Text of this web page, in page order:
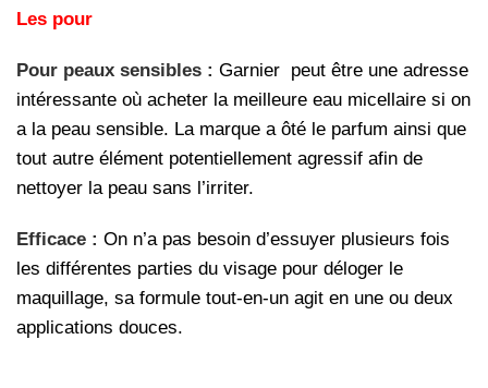
Les pour
Pour peaux sensibles : Garnier peut être une adresse
intéressante où acheter la meilleure eau micellaire si on
a la peau sensible. La marque a ôté le parfum ainsi que
tout autre élément potentiellement agressif afin de
nettoyer la peau sans l’irriter.
Efficace : On n’a pas besoin d’essuyer plusieurs fois
les différentes parties du visage pour déloger le
maquillage, sa formule tout-en-un agit en une ou deux
applications douces.